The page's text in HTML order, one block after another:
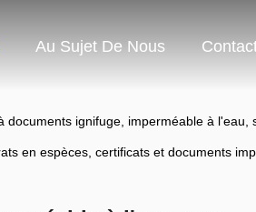
Au Sujet De Nous
documents ignifuge, imperméable à
en espèces, certificats et documents